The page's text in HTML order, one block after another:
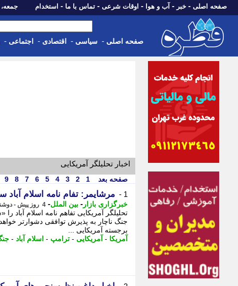
صفحه اصلی - خبر - آب و هوا - اوقات شرعی - تماس با ما - استخدام جمعه، 16 مرداد 1405 - Fri, 07th Aug 2026
صفحه اصلی - سیاسی - اقتصادی - اجتماعی -
اخبار تحلیلگر آمریکایی
صفحه بعد 1
2
3
4
5
6
7
8
9
1 - مرشایمر: تفام نامه اسلام
خبرگزاری بازار - بین الملل- 4 روز پیش - دوشنبه 12 مرداد 1405، 22:22
تحلیلگر آمریکایی تفاهم نامه اسلام آباد
جنگ ناچار به پذیرش توافقی دشوارتر
برجسته آمریکایی ...
آمریکا - آمریکایی - ترامپ - اسلام آباد -